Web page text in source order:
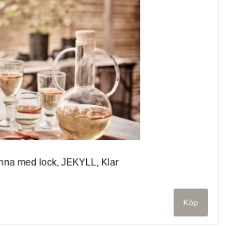
med lock, JEKYLL, Klar